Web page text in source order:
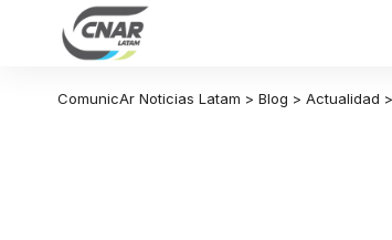
ComunicAr Noticias Latam > Blog > Actualidad >